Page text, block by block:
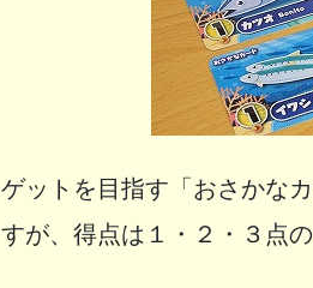
ゲットを目指す「おさかな
すが、得点は１・２・３点の